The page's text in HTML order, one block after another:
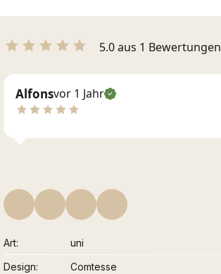
5.0 aus 1 Bewertungen
Alfonsvor 1 Jahr
Art
uni
Design
Comtesse